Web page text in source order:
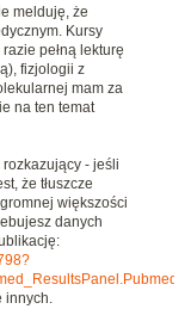
melduję, że
Kursy
pełną lekturę
fizjologii z
mam za
na ten temat
rozkazujący - jeśli
że tłuszcze
większości
danych
innych.